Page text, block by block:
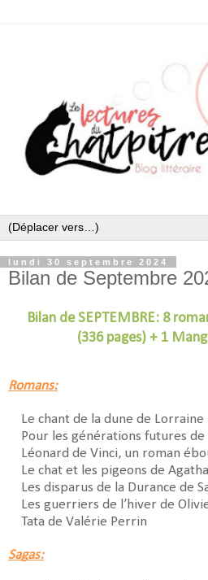
lundi 30 septembre 2024
Bilan de Septembre
Bilan de SEPTEMBRE: 8
(336 pages) + 1
Romans:
Le chant de la dune de Lorraine
Pour les générations futures de
Léonard de Vinci, un roman
Le chat et les pigeons de
Les disparus de la Durance de
Les guerriers de l’hiver de
Tata de Valérie Perrin
Sagas: